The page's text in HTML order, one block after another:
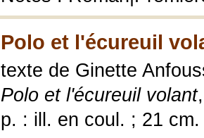
Polo et l'écureuil
texte de Ginette
Polo et l'écureuil volant
p. : ill. en coul. ; 21 cm.